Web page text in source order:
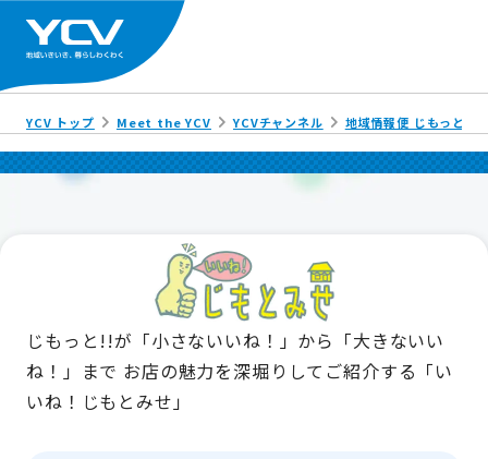
YCV トップ Meet the YCV YCVチャンネル 地域情報便 じもっと!!
じもっと!!が「小さないいね！」から「大きないい
ね！」まで お店の魅力を深堀りしてご紹介する「い
いね！じもとみせ」